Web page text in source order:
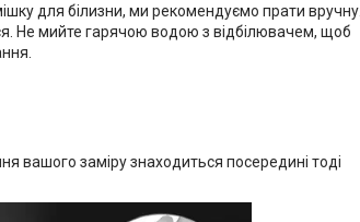
для білизни, ми рекомендуємо прати вручну.
Не мийте гарячою водою з відбілювачем, щоб
вашого заміру знаходиться посередині тоді